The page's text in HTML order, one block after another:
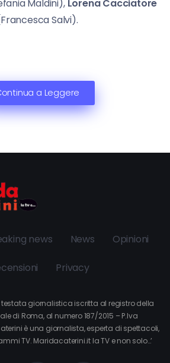
Maldini), Lorena Cacciatore
Salvi).
a Leggere
news News Opinioni
Privacy
giornalistica iscritta al registro della
di Roma, al numero 187/2015 – P.Iva
è una giornalista, esperta di spettacoli,
TV. Maridacaterini.it la TV e non solo…’